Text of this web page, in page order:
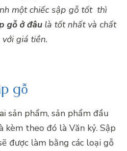
mộtchiếc sập gỗ tốt thì
gỗ ở đâu là tốt nhất và chất
giá tiền.
gỗ
sản phẩm, sản phẩm đầu
kèm theo đó là Văn kỷ. Sập
được làm bằng các loại gỗ